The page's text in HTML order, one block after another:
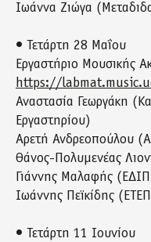
Ιωάννα Ζιώγα
• Τετάρτη 28 Μαΐου
Εργαστήριο Μουσικής
https://
Αναστασία Γεωργάκη
Εργαστηρίου)
Αρετή Ανδρεοπούλου
Θάνος-Πολυμενέας
Γιάννης Μαλαφής
Ιωάννης Πεϊκίδης
• Τετάρτη 11 Ιουνίου